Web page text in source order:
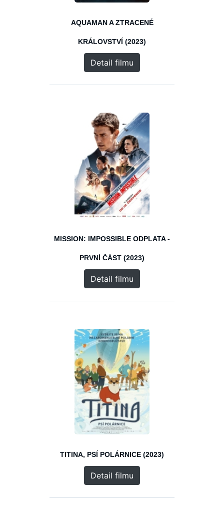
AQUAMAN A ZTRACENÉ
KRÁLOVSTVÍ (2023)
Detail filmu
MISSION: IMPOSSIBLE ODPLATA -
PRVNÍ ČÁST (2023)
Detail filmu
TITINA, PSÍ POLÁRNICE (2023)
Detail filmu